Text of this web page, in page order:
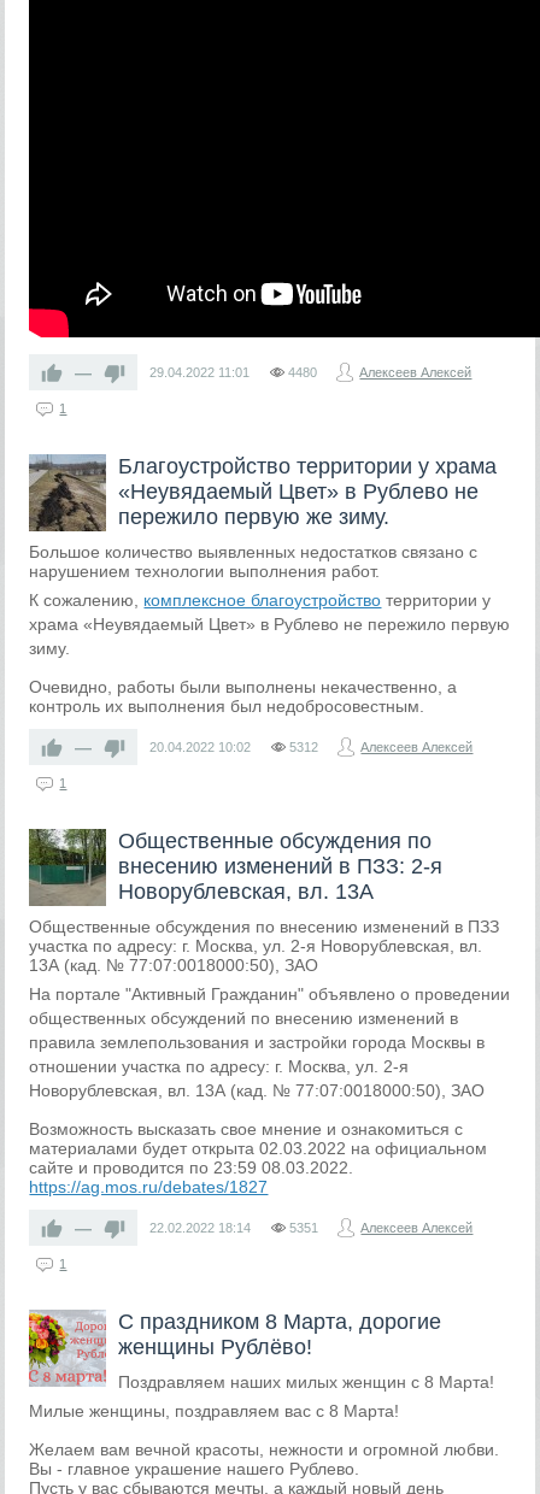
— 29.04.2022 11:01 4480 Алексеев Алексей
1
Благоустройство территории у храма
«Неувядаемый Цвет» в Рублево не
пережило первую же зиму.
Большое количество выявленных недостатков связано с
нарушением технологии выполнения работ.
К сожалению, комплексное благоустройство территории у
храма «Неувядаемый Цвет» в Рублево не пережило первую
зиму.
Очевидно, работы были выполнены некачественно, а
контроль их выполнения был недобросовестным.
— 20.04.2022 10:02 5312 Алексеев Алексей
1
Общественные обсуждения по
внесению изменений в ПЗЗ: 2-я
Новорублевская, вл. 13А
Общественные обсуждения по внесению изменений в ПЗЗ
участка по адресу: г. Москва, ул. 2-я Новорублевская, вл.
13А (кад. № 77:07:0018000:50), ЗАО
На портале "Активный Гражданин" объявлено о проведении
общественных обсуждений по внесению изменений в
правила землепользования и застройки города Москвы в
отношении участка по адресу: г. Москва, ул. 2-я
Новорублевская, вл. 13А (кад. № 77:07:0018000:50), ЗАО
Возможность высказать свое мнение и ознакомиться с
материалами будет открыта 02.03.2022 на официальном
сайте и проводится по 23:59 08.03.2022.
https://ag.mos.ru/debates/1827
— 22.02.2022 18:14 5351 Алексеев Алексей
1
С праздником 8 Марта, дорогие
женщины Рублёво!
Поздравляем наших милых женщин с 8 Марта!
Милые женщины, поздравляем вас с 8 Марта!
Желаем вам вечной красоты, нежности и огромной любви.
Вы - главное украшение нашего Рублево.
Пусть у вас сбываются мечты, а каждый новый день